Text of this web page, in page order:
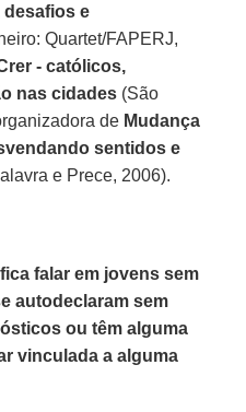
e
Quartet/FAPERJ,
- católicos,
nas cidades (São
de Mudança
sentidos e
e Prece, 2006).
falar em jovens sem
autodeclaram sem
ou têm alguma
vinculada a alguma